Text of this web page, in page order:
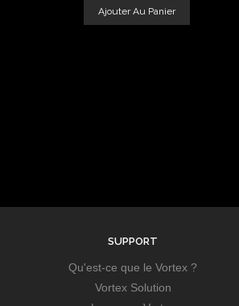
Ajouter Au Panier
SUPPORT
Qu'est-ce que le Vortex ?
Vortex Solution